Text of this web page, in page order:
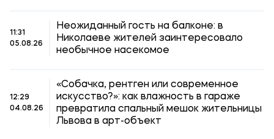
11:31
05.08.26
Неожиданный гость на балконе: в
Николаеве жителей заинтересовало
необычное насекомое
12:29
04.08.26
«Собачка, рентген или современное
искусство?»: как влажность в гараже
превратила спальный мешок жительницы
Львова в арт-объект